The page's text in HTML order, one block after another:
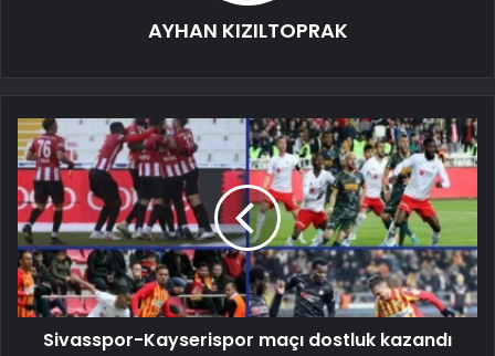
AYHAN KIZILTOPRAK
Sivasspor-Kayserispor maçı dostluk kazandı